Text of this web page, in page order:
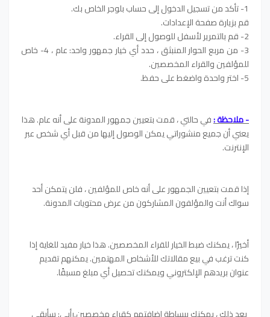
1- تأكد من تسجيل الدخول إلى حساب بلوجر الخاص بك.
قم بزيارة صفحة الإعدادات.
2- قم بالتمرير لأسفل للوصول إلى القراء.
3- من مربع الحوار المنبثق ، حدد أي خيار جمهور واحد: عام ، 4- خاص
للمؤلفين والقراء المخصصين.
5- اختر واحدة واضغط على حفظ.
- ملاحظة :في حالتي ، قمت بتعيين جمهور المدونة على أنه عام. هذا
يعني أن جميع منشوراتي يمكن الوصول إليها من قبل أي شخص عبر
الإنترنت.
إذا قمت بتعيين الجمهور على أنه خاص للمؤلفين ، فلن يتمكن أحد
سواك أنت والمؤلفون المشاركون من عرض محتويات المدونة.
أخيرًا ، يمكنك ضبط الخيار للقراء المخصصين. هذا خيار مفيد للغاية إذا
كنت ترغب في بيع مقالاتك للأشخاص المهتمين. يمكنهم تقديم
عنوان بريدهم الإلكتروني ويمكنك تحصيل أي مبلغ مسبقًا.